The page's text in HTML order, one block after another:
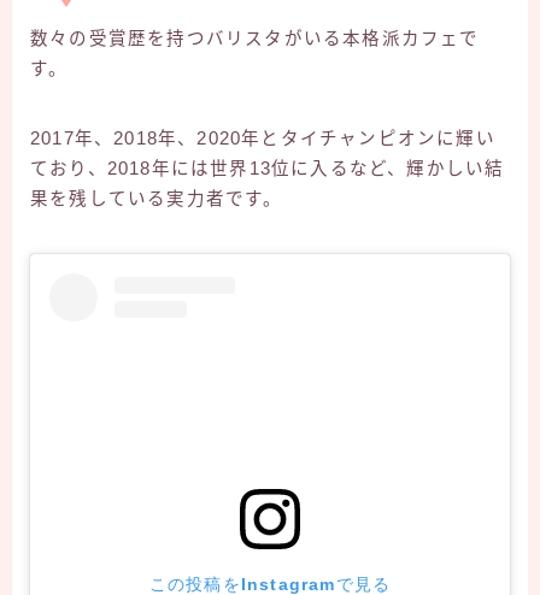
数々の受賞歴を持つバリスタがいる本格派カフェで
す。
2017年、2018年、2020年とタイチャンピオンに輝い
ており、2018年には世界13位に入るなど、輝かしい結
果を残している実力者です。
この投稿をInstagramで見る